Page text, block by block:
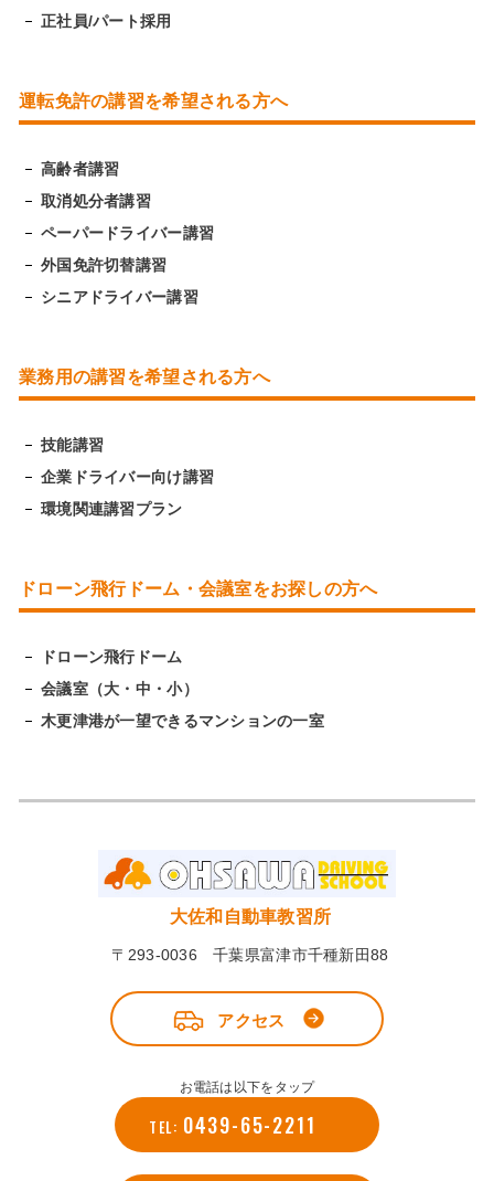
正社員/パート採用
運転免許の講習を希望される方へ
高齢者講習
取消処分者講習
ペーパードライバー講習
外国免許切替講習
シニアドライバー講習
業務用の講習を希望される方へ
技能講習
企業ドライバー向け講習
環境関連講習プラン
ドローン飛行ドーム・会議室をお探しの方へ
ドローン飛行ドーム
会議室（大・中・小）
木更津港が一望できるマンションの一室
大佐和自動車教習所
〒293-0036 千葉県富津市千種新田88
アクセス
お電話は以下をタップ
TEL: 0439-65-2211